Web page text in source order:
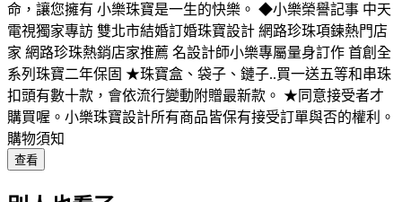
命，讓您擁有 小樂珠寶是一生的快樂。 ◆小樂榮譽記事 中天
電視獨家專訪 雙北市結婚訂婚珠寶設計 網路珍珠項鍊熱門店
家 網路珍珠熱銷店家推薦 名設計師小樂專屬量身訂作 首創全
系列珠寶二年保固 ★珠寶盒、袋子、鏈子..買一送五等和串珠
扣頭有數十款，會依流行變動附贈最新款。 ★同意接受者才
購買喔。小樂珠寶設計所有商品皆保有接受訂單與否的權利。
購物須知
查看